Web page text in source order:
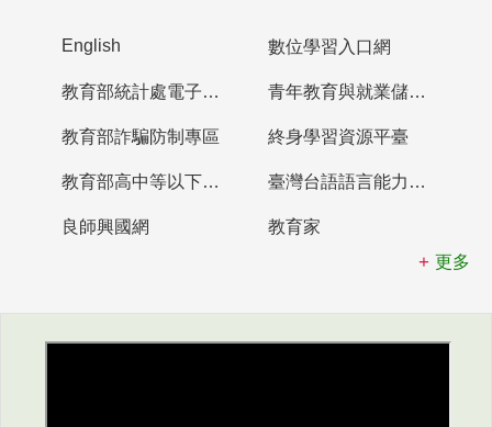
English 數位學習入口網
教育部統計處電子書櫃 青年教育與就業儲蓄帳戶
教育部詐騙防制專區 終身學習資源平臺
教育部高中等以下學校及幼兒園教師資格檢定考試 臺灣台語語言能力認證網站
良師興國網
教育家
更多